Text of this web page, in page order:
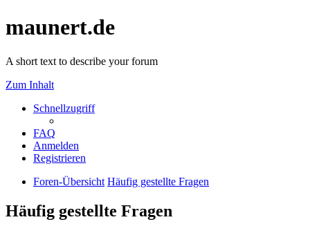
maunert.de
A short text to describe your forum
Zum Inhalt
Schnellzugriff
FAQ
Anmelden
Registrieren
Foren-Übersicht Häufig gestellte Fragen
Häufig gestellte Fragen